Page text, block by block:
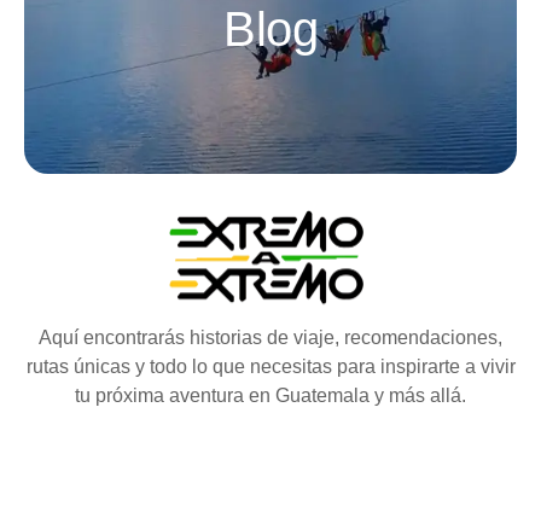
Blog
Aquí encontrarás historias de viaje, recomendaciones,
rutas únicas y todo lo que necesitas para inspirarte a vivir
tu próxima aventura en Guatemala y más allá.